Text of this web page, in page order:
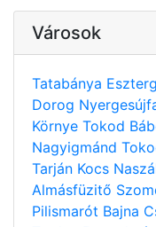
Városok
Tatabánya
Dorog
Környe Tokod
Nagyigmánd
Tarján Kocs
Almásfüzitő
Pilismarót Bajna